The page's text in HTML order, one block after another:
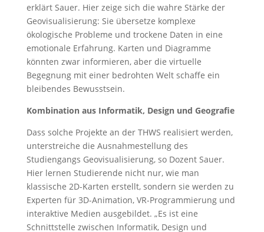
erklärt Sauer. Hier zeige sich die wahre Stärke der
Geovisualisierung: Sie übersetze komplexe
ökologische Probleme und trockene Daten in eine
emotionale Erfahrung. Karten und Diagramme
könnten zwar informieren, aber die virtuelle
Begegnung mit einer bedrohten Welt schaffe ein
bleibendes Bewusstsein.
Kombination aus Informatik, Design und Geografie
Dass solche Projekte an der THWS realisiert werden,
unterstreiche die Ausnahmestellung des
Studiengangs Geovisualisierung, so Dozent Sauer.
Hier lernen Studierende nicht nur, wie man
klassische 2D-Karten erstellt, sondern sie werden zu
Experten für 3D-Animation, VR-Programmierung und
interaktive Medien ausgebildet. „Es ist eine
Schnittstelle zwischen Informatik, Design und